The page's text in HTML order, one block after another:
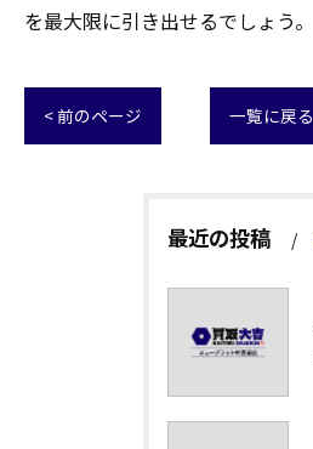
を最大限に引き出せるでしょう。
< 前のページ 一覧に戻る
最近の投稿